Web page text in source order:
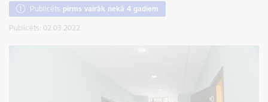
Publicēts pirms vairāk nekā 4 gadiem
Publicēts: 02.03.2022.